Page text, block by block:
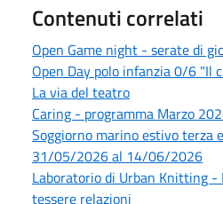
Contenuti correlati
Open Game night - serate di
Open Day polo infanzia 0/6 "Il
La via del teatro
Caring - programma Marzo
Soggiorno marino estivo terza
31/05/2026 al 14/06/2026
Laboratorio di Urban Knitting -
tessere relazioni